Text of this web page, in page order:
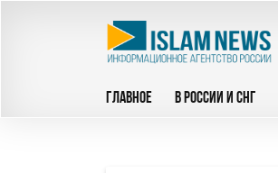
ГЛАВНОЕ В РОССИИ И СНГ